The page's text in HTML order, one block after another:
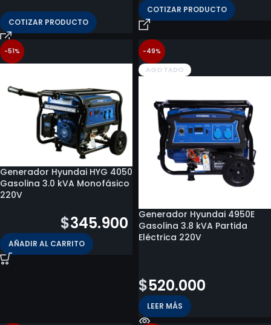
COTIZAR PRODUCTO
COTIZAR PRODUCTO
-51%
Generador Hyundai HYG 4050
Gasolina 3.0 kVA Monofásico
220V
$345.900
AÑADIR AL CARRITO
-49%
AGOTADO
Generador Hyundai 4950E
Gasolina 3.8 kVA Partida
Eléctrica 220V
$520.000
LEER MÁS